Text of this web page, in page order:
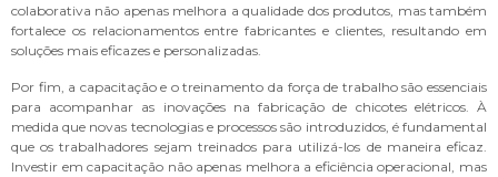
colaborativa não apenas melhora a qualidade dos produtos, mas também
fortalece os relacionamentos entre fabricantes e clientes, resultando em
soluções mais eficazes e personalizadas.
Por fim, a capacitação e o treinamento da força de trabalho são essenciais
para acompanhar as inovações na fabricação de chicotes elétricos. À
medida que novas tecnologias e processos são introduzidos, é fundamental
que os trabalhadores sejam treinados para utilizá-los de maneira eficaz.
Investir em capacitação não apenas melhora a eficiência operacional, mas